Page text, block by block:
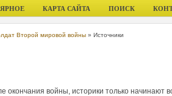
КАРТА САЙТА ПОИСК
Второй мировой войны » Источники
окончания войны, историки только начинают